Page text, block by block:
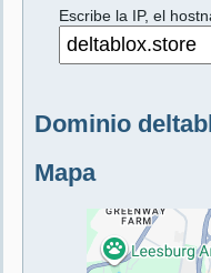
Escribe la IP, el
Dominio
Mapa